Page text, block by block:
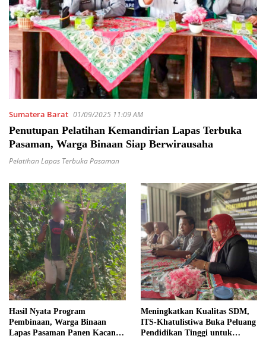
Sumatera Barat 01/09/2025 11:09 AM
Penutupan Pelatihan Kemandirian Lapas Terbuka
Pasaman, Warga Binaan Siap Berwirausaha
Pelatihan Lapas Terbuka Pasaman
Hasil Nyata Program
Pembinaan, Warga Binaan
Lapas Pasaman Panen Kacang
Meningkatkan Kualitas SDM,
ITS-Khatulistiwa Buka Peluang
Pendidikan Tinggi untuk